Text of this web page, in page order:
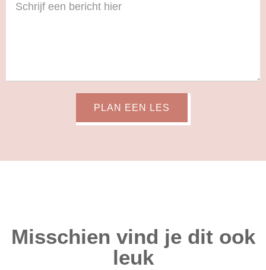
PLAN EEN LES
Misschien vind je dit ook
leuk